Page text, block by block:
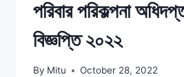
পরিবার পরিকল্পনা
বিজ্ঞপ্তি ২০২২
By Mitu October 28, 2022